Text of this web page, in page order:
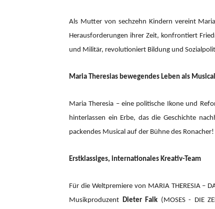
Als Mutter von sechzehn Kindern vereint
Herausforderungen ihrer Zeit, konfrontiert
und Militär, revolutioniert Bildung und
Maria Theresias bewegendes Leben als Musical
Maria Theresia – eine politische Ikone und
hinterlassen ein Erbe, das die Geschichte
packendes Musical auf der Bühne des Ronacher!
Erstklassiges, internationales Kreativ-Team
Für die Weltpremiere von MARIA THERESIA –
Musikproduzent Dieter Falk (MOSES - DIE